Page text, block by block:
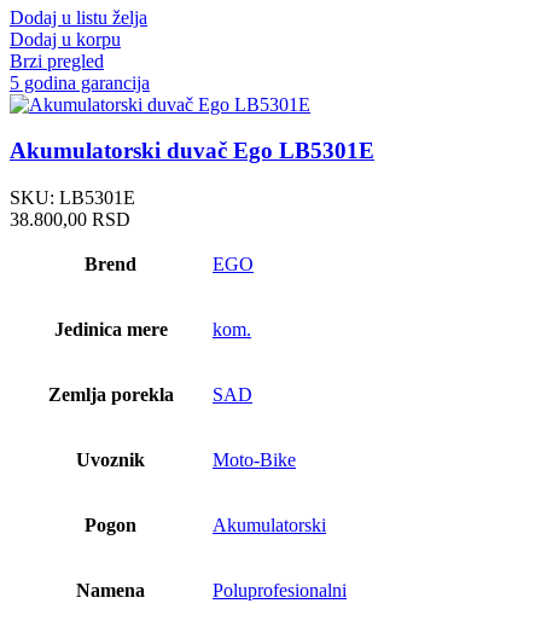
Dodaj u listu želja
Dodaj u korpu
Brzi pregled
5 godina garancija
Akumulatorski duvač Ego LB5301E
SKU: LB5301E
38.800,00 RSD
Brend EGO
Jedinica mere kom.
Zemlja porekla SAD
Uvoznik Moto-Bike
Pogon Akumulatorski
Namena Poluprofesionalni